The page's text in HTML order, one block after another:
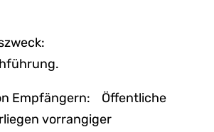
Empfängern: Öffentliche
vorrangiger